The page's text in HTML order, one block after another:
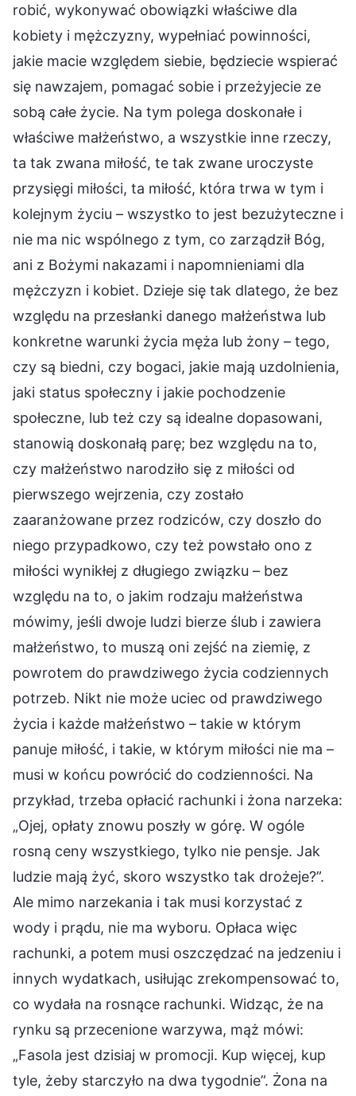
robić, wykonywać obowiązki właściwe dla
kobiety i mężczyzny, wypełniać powinności,
jakie macie względem siebie, będziecie wspierać
się nawzajem, pomagać sobie i przeżyjecie ze
sobą całe życie. Na tym polega doskonałe i
właściwe małżeństwo, a wszystkie inne rzeczy,
ta tak zwana miłość, te tak zwane uroczyste
przysięgi miłości, ta miłość, która trwa w tym i
kolejnym życiu – wszystko to jest bezużyteczne i
nie ma nic wspólnego z tym, co zarządził Bóg,
ani z Bożymi nakazami i napomnieniami dla
mężczyzn i kobiet. Dzieje się tak dlatego, że bez
względu na przesłanki danego małżeństwa lub
konkretne warunki życia męża lub żony – tego,
czy są biedni, czy bogaci, jakie mają uzdolnienia,
jaki status społeczny i jakie pochodzenie
społeczne, lub też czy są idealne dopasowani,
stanowią doskonałą parę; bez względu na to,
czy małżeństwo narodziło się z miłości od
pierwszego wejrzenia, czy zostało
zaaranżowane przez rodziców, czy doszło do
niego przypadkowo, czy też powstało ono z
miłości wynikłej z długiego związku – bez
względu na to, o jakim rodzaju małżeństwa
mówimy, jeśli dwoje ludzi bierze ślub i zawiera
małżeństwo, to muszą oni zejść na ziemię, z
powrotem do prawdziwego życia codziennych
potrzeb. Nikt nie może uciec od prawdziwego
życia i każde małżeństwo – takie w którym
panuje miłość, i takie, w którym miłości nie ma –
musi w końcu powrócić do codzienności. Na
przykład, trzeba opłacić rachunki i żona narzeka:
„Ojej, opłaty znowu poszły w górę. W ogóle
rosną ceny wszystkiego, tylko nie pensje. Jak
ludzie mają żyć, skoro wszystko tak drożeje?”.
Ale mimo narzekania i tak musi korzystać z
wody i prądu, nie ma wyboru. Opłaca więc
rachunki, a potem musi oszczędzać na jedzeniu i
innych wydatkach, usiłując zrekompensować to,
co wydała na rosnące rachunki. Widząc, że na
rynku są przecenione warzywa, mąż mówi:
„Fasola jest dzisiaj w promocji. Kup więcej, kup
tyle, żeby starczyło na dwa tygodnie”. Żona na